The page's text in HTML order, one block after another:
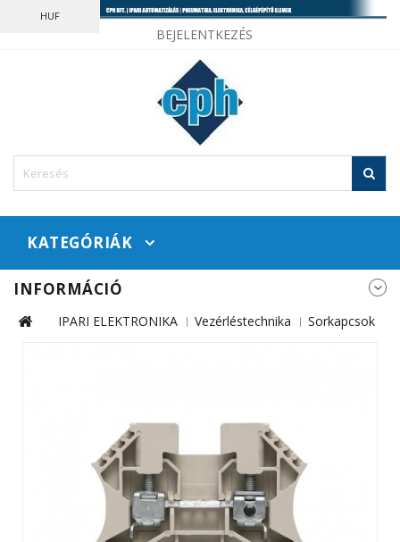
BEJELENTKEZÉS
HUF
KATEGÓRIÁK
INFORMÁCIÓ
IPARI ELEKTRONIKA Vezérléstechnika Sorkapcsok